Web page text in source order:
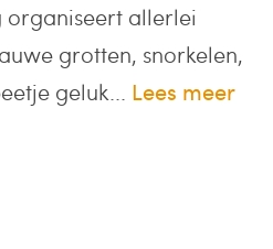
organiseert allerlei
grotten, snorkelen,
geluk... Lees meer